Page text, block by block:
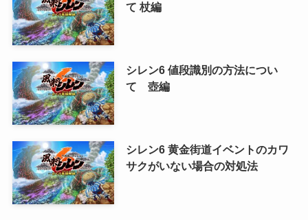
て 杖編
シレン6 値段識別の方法につい
て 壺編
シレン6 黄金街道イベントのカワ
サクがいない場合の対処法